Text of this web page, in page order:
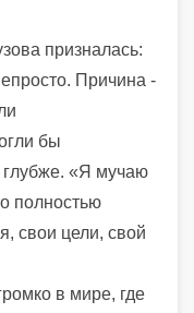
призналась:
Причина -
бы
глубже. «Я мучаю
полностью
свои цели, свой
в мире, где